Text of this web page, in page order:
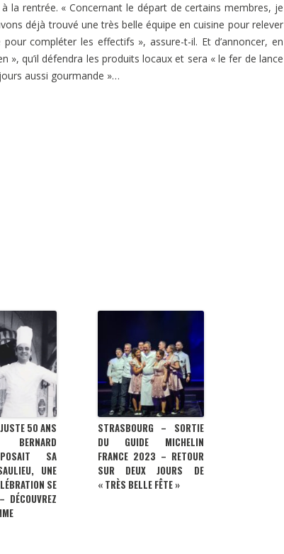
rentrée. « Concernant le départ de certains membres, je
déjà trouvé une très belle équipe en cuisine pour relever
compléter les effectifs », assure-t-il. Et d’annoncer, en
», qu’il défendra les produits locaux et sera « le fer de lance
aussi gourmande »…
50 ANS
SA
UNE
SE
DÉCOUVREZ
STRASBOURG – SORTIE
DU GUIDE MICHELIN
FRANCE 2023 – RETOUR
SUR DEUX JOURS DE
« TRÈS BELLE FÊTE »